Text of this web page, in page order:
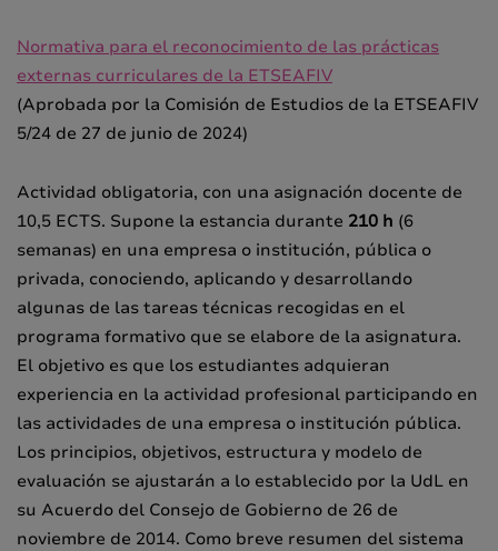
Normativa para el reconocimiento de las prácticas
externas curriculares de la ETSEAFIV
(Aprobada por la Comisión de Estudios de la ETSEAFIV
5/24 de 27 de junio de 2024)
Actividad obligatoria, con una asignación docente de
10,5 ECTS. Supone la estancia durante 210 h (6
semanas) en una empresa o institución, pública o
privada, conociendo, aplicando y desarrollando
algunas de las tareas técnicas recogidas en el
programa formativo que se elabore de la asignatura.
El objetivo es que los estudiantes adquieran
experiencia en la actividad profesional participando en
las actividades de una empresa o institución pública.
Los principios, objetivos, estructura y modelo de
evaluación se ajustarán a lo establecido por la UdL en
su Acuerdo del Consejo de Gobierno de 26 de
noviembre de 2014. Como breve resumen del sistema